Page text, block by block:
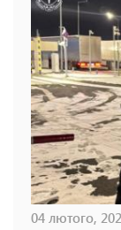
04 лютого,